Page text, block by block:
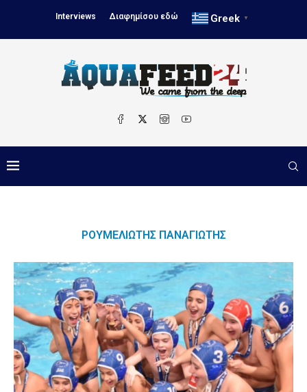
Interviews Διαφημίσου εδώ Greek ▼
ΡΟΥΜΕΛΙΏΤΗΣ ΠΑΝΑΓΙΏΤΗΣ